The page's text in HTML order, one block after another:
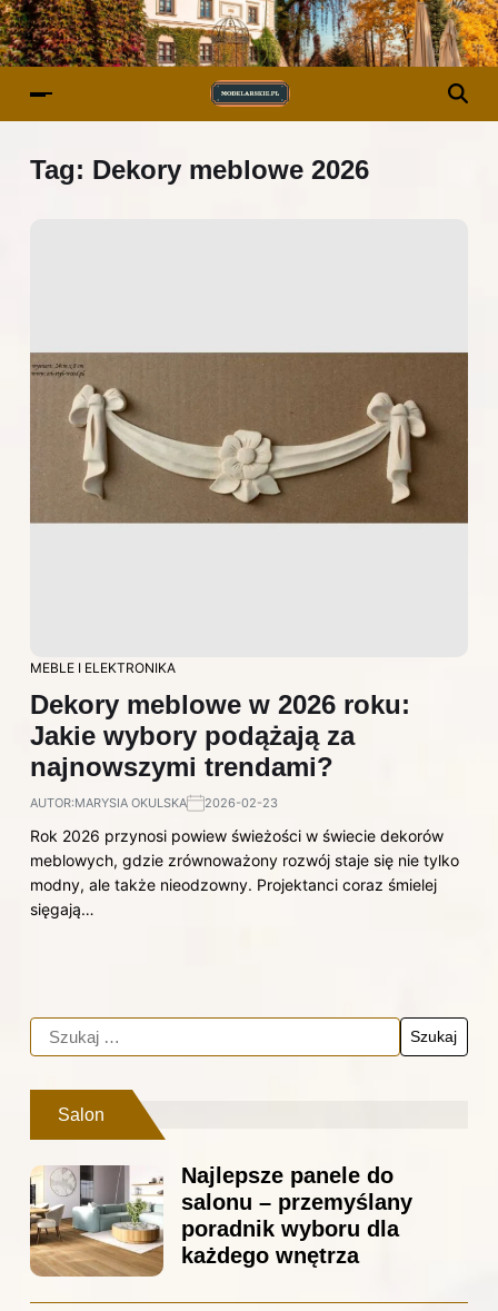
Tag: Dekory meblowe 2026
MEBLE I ELEKTRONIKA
Dekory meblowe w 2026 roku:
Jakie wybory podążają za
najnowszymi trendami?
AUTOR:MARYSIA OKULSKA 2026-02-23
Rok 2026 przynosi powiew świeżości w świecie dekorów
meblowych, gdzie zrównoważony rozwój staje się nie tylko
modny, ale także nieodzowny. Projektanci coraz śmielej
sięgają…
Salon
Najlepsze panele do
salonu – przemyślany
poradnik wyboru dla
każdego wnętrza